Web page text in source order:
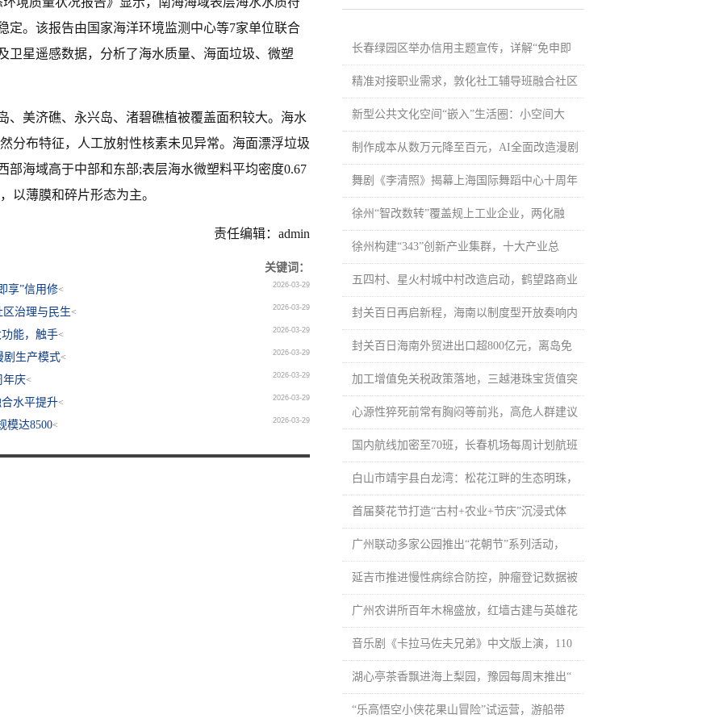
定。该报告由国家海洋环境监测中心等7家单位联合
卫星遥感数据，分析了海水质量、海面垃圾、微塑
、美济礁、永兴岛、渚碧礁植被覆盖面积较大。海水
分布特征，人工放射性核素未见异常。海面漂浮垃圾
部海域高于中部和东部;表层海水微塑料平均密度0.67
以薄膜和碎片形态为主。
责任编辑：admin
关键词：
享”信用修< 2026-03-29
治理与民生< 2026-03-29
能，触手< 2026-03-29
剧生产模式< 2026-03-29
年庆< 2026-03-29
水平提升< 2026-03-29
模达8500< 2026-03-29
长春绿园区举办信用主题宣传，详解“免申即
精准对接职业需求，敦化社工辅导班融合社区
新型公共文化空间“嵌入”生活圈：小空间大
制作成本从数万元降至百元，AI全面改造漫剧
舞剧《李清照》揭幕上海国际舞蹈中心十周年
徐州“智改数转”覆盖规上工业企业，两化融
徐州构建“343”创新产业集群，十大产业总
五四村、星火村城中村改造启动，鹤望路商业
封关百日再启新程，海南以制度型开放奏响内
封关百日海南外贸进出口超800亿元，离岛免
加工增值免关税政策落地，三越港珠宝货值突
心源性猝死前常有胸闷等前兆，高危人群建议
国内航线加密至70班，长春机场每周计划航班
白山市靖宇县白龙湾：松花江畔的生态明珠，
首届葵花节打造“古村+农业+节庆”沉浸式体
广州联动多家公园推出“花朝节”系列活动，
延吉市推进慢性病综合防控，肿瘤登记数据被
广州农讲所百年木棉盛放，红墙古建与英雄花
音乐剧《卡拉马佐夫兄弟》中文版上演，110
湖心亭茶香飘进海上梨园，豫园每周末推出“
“乐高悟空小侠花果山冒险”试运营，游船带